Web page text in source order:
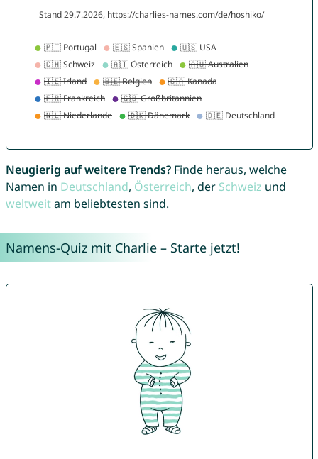
Neugierig auf weitere Trends?Finde heraus, welche
Namen in Deutschland, Österreich, der Schweiz und
weltweitam beliebtesten sind.
Namens-Quiz mit Charlie – Starte jetzt!